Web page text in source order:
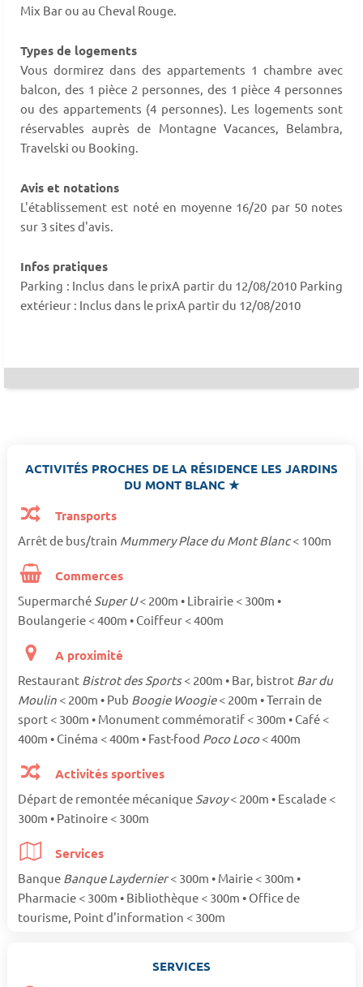
Mix Bar ou au Cheval Rouge.
Types de logements
Vous dormirez dans des appartements 1 chambre avec
balcon, des 1 pièce 2 personnes, des 1 pièce 4 personnes
ou des appartements (4 personnes). Les logements sont
réservables auprès de Montagne Vacances, Belambra,
Travelski ou Booking.
Avis et notations
L'établissement est noté en moyenne 16/20 par 50 notes
sur 3 sites d'avis.
Infos pratiques
Parking : Inclus dans le prixA partir du 12/08/2010 Parking
extérieur : Inclus dans le prixA partir du 12/08/2010
ACTIVITÉS PROCHES DE LA RÉSIDENCE LES JARDINS
DU MONT BLANC ★
Transports
Arrêt de bus/train Mummery Place du Mont Blanc< 100m
Commerces
Supermarché Super U< 200m • Librairie < 300m •
Boulangerie < 400m • Coiffeur < 400m
A proximité
Restaurant Bistrot des Sports< 200m • Bar, bistrot Bar du
Moulin < 200m • Pub Boogie Woogie< 200m • Terrain de
sport < 300m • Monument commémoratif < 300m • Café <
400m • Cinéma < 400m • Fast-food Poco Loco< 400m
Activités sportives
Départ de remontée mécanique Savoy< 200m • Escalade <
300m • Patinoire < 300m
Services
Banque Banque Laydernier< 300m • Mairie < 300m •
Pharmacie < 300m • Bibliothèque < 300m • Office de
tourisme, Point d'information < 300m
SERVICES